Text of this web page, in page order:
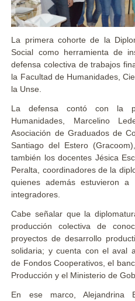
La primera cohorte de la
Social como herramienta de
defensa colectiva de trabajos
la Facultad de Humanidades,
la Unse.
La defensa contó con la
Humanidades, Marcelino
Asociación de Graduados de
Santiago del Estero
también los docentes Jésica
Peralta, coordinadores de la
quienes además estuvieron
integradores.
Cabe señalar que la
producción colectiva de
proyectos de desarrollo
solidaria; y cuenta con el aval
de Fondos Cooperativos, el
Producción y el Ministerio de
En ese marco, Alejandrina